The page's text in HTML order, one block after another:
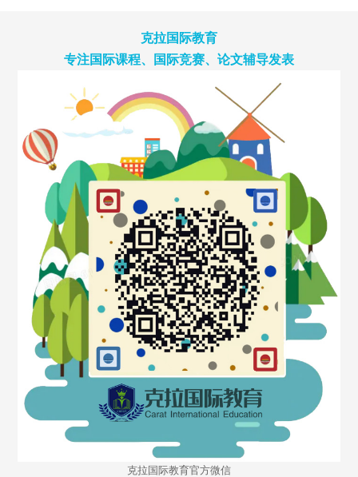
克拉国际教育
专注国际课程、国际竞赛、论文辅导发表
克拉国际教育官方微信